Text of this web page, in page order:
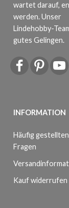
wartet darauf,
werden. Unser
Lindehobby-
gutes Gelingen.
INFORMATION
Häufig gestellten
Fragen
Kauf widerrufen